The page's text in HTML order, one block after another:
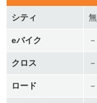
シティ
eバイク －
クロス －
ロード －